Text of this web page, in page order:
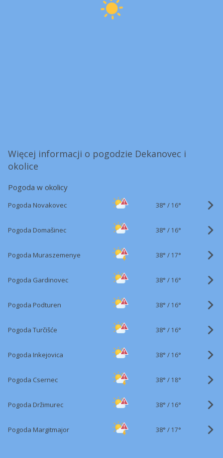
Więcej informacji o pogodzie Dekanovec i
okolice
Pogoda w okolicy
Pogoda Novakovec 38° / 16°
Pogoda Domašinec 38° / 16°
Pogoda Muraszemenye 38° / 17°
Pogoda Gardinovec 38° / 16°
Pogoda Podturen 38° / 16°
Pogoda Turčišće 38° / 16°
Pogoda Inkejovica 38° / 16°
Pogoda Csernec 38° / 18°
Pogoda Držimurec 38° / 16°
Pogoda Margitmajor 38° / 17°